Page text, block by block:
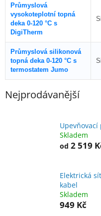
Průmyslová
vysokoteplotní topná
deka 0-120 °C s
DigiTherm
Průmyslová silikonová
topná deka 0-120 °C s
termostatem Jumo
Nejprodávanější
Upevňovací
Skladem
od 2 519
Elektrická
kabel
Skladem
949 Kč